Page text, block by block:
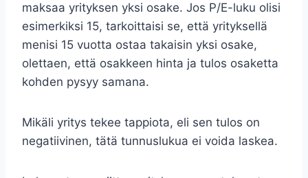
maksaa yrityksen yksi osake. Jos P/E-luku olisi
esimerkiksi 15, tarkoittaisi se, että yrityksellä
menisi 15 vuotta ostaa takaisin yksi osake,
olettaen, että osakkeen hinta ja tulos osaketta
kohden pysyy samana.
Mikäli yritys tekee tappiota, eli sen tulos on
negatiivinen, tätä tunnuslukua ei voida laskea.